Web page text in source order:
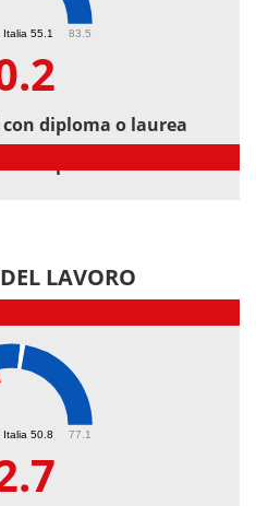
Italia 55.1 83.5
diploma o laurea
LAVORO
Italia 50.8 77.1